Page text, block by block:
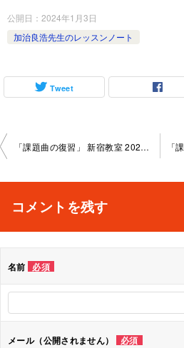
公開日： 2024年1月3日
加治良浩先生のレッスンノート
Tweet
投
ビ
シ
ョ
「課題曲の復習」 新宿教室 2023-11-28-no0002-1117
コメントを残す
名前 必須
メール（公開されません） 必須